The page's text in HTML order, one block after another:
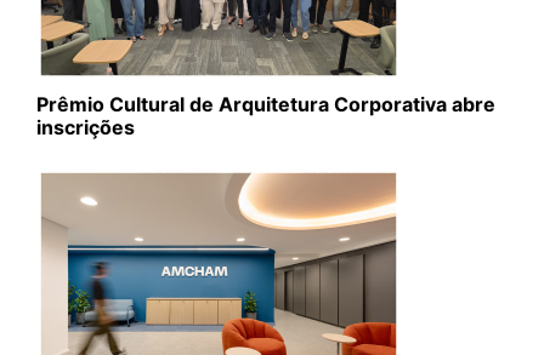
Prêmio Cultural de Arquitetura Corporativa abre
inscrições